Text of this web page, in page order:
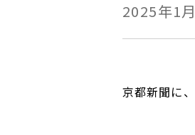
2025年1
京都新聞に